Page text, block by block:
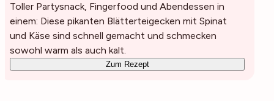
Toller Partysnack, Fingerfood und Abendessen in
einem: Diese pikanten Blätterteigecken mit Spinat
und Käse sind schnell gemacht und schmecken
sowohl warm als auch kalt.
Zum Rezept